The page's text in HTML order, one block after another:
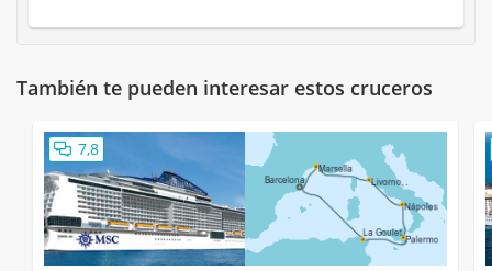
También te pueden interesar estos cruceros
7,8